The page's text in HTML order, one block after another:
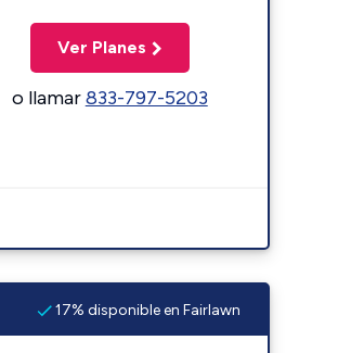
Ver Planes
o llamar833-797-5203
17% disponible en Fairlawn